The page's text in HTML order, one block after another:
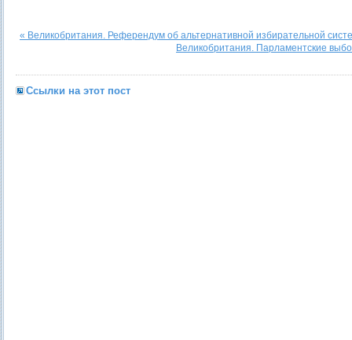
« Великобритания. Референдум об альтернативной избирательной
Великобритания. Парламентские
Ссылки на этот пост